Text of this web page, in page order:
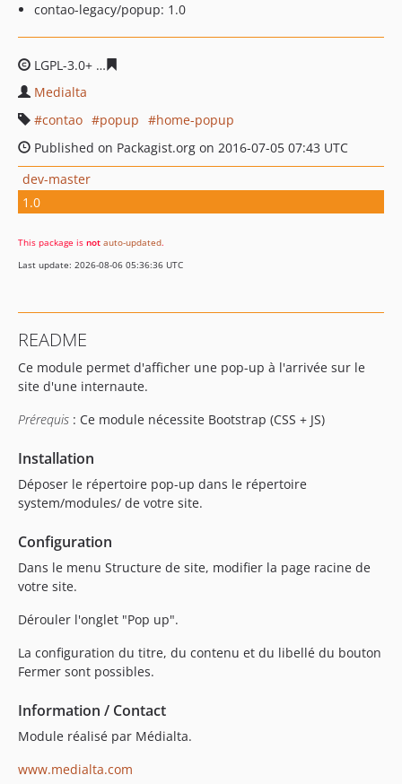
contao-legacy/popup: 1.0
LGPL-3.0+
Medialta
contao
popup
home-popup
Published on Packagist.org on 2016-07-05 07:43 UTC
dev-master
1.0
This package is not auto-updated.
Last update: 2026-08-06 05:36:36 UTC
README
Ce module permet d'afficher une pop-up à l'arrivée sur le
site d'une internaute.
Prérequis : Ce module nécessite Bootstrap (CSS + JS)
Installation
Déposer le répertoire pop-up dans le répertoire
system/modules/ de votre site.
Configuration
Dans le menu Structure de site, modifier la page racine de
votre site.
Dérouler l'onglet "Pop up".
La configuration du titre, du contenu et du libellé du bouton
Fermer sont possibles.
Information / Contact
Module réalisé par Médialta.
www.medialta.com